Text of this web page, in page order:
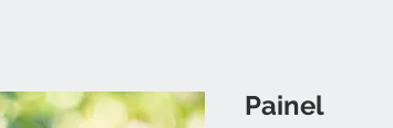
Painel